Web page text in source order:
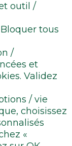
outil /
tous
/
et
Validez
/ vie
choisissez
«